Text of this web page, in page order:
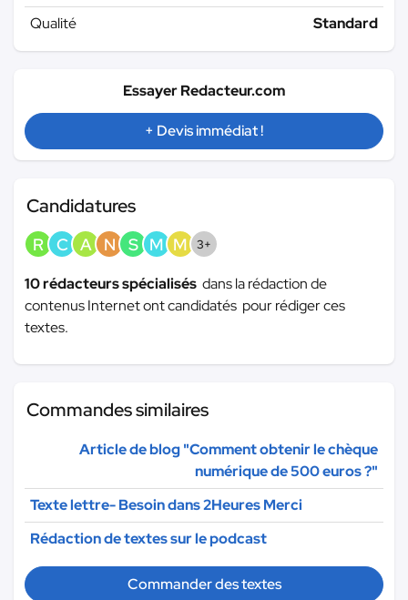
Qualité
Standard
Essayer Redacteur.com
+ Devis immédiat !
Candidatures
R C A N S M M 3+
10 rédacteurs spécialisés dans la rédaction de
contenus Internet ont candidatés pour rédiger ces
textes.
Commandes similaires
Article de blog "Comment obtenir le chèque
numérique de 500 euros ?"
Texte lettre- Besoin dans 2Heures Merci
Rédaction de textes sur le podcast
Commander des textes